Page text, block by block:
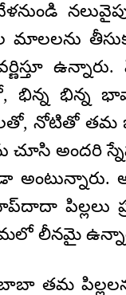
మాలలను
భిన్న భిన్న
నోటితో తమ
చూసి అందరి
పిల్లలు
లీనమై
తమ